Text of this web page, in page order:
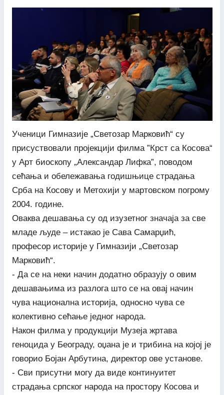
Ученици Гимназије „Светозар Марковић“ су
присуствовали пројекцији филма ”Крст са Косова“
у Арт биоскопу „Александар Лифка”, поводом
сећања и обележавања годишњице страдања
Срба на Косову и Метохији у мартовском погрому
2004. године.
Оваква дешавања су од изузетног значаја за све
младе људе – истакао је Сава Самарџић,
професор историје у Гимназији „Светозар
Марковић“.
- Да се на неки начин додатно образују о овим
дешавањима из разлога што се на овај начин
чува национална историја, односно чува се
колективно сећање једног народа.
Након филма у продукцији Музеја жртава
геноцида у Београду, оџана је и трибина на којој је
говорио Бојан Арбутина, директор ове установе.
- Сви присутни могу да виде континуитет
страдања српског народа на простору Косова и